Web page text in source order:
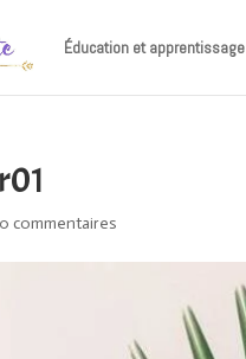
Éducation et apprentissage
0 commentaires